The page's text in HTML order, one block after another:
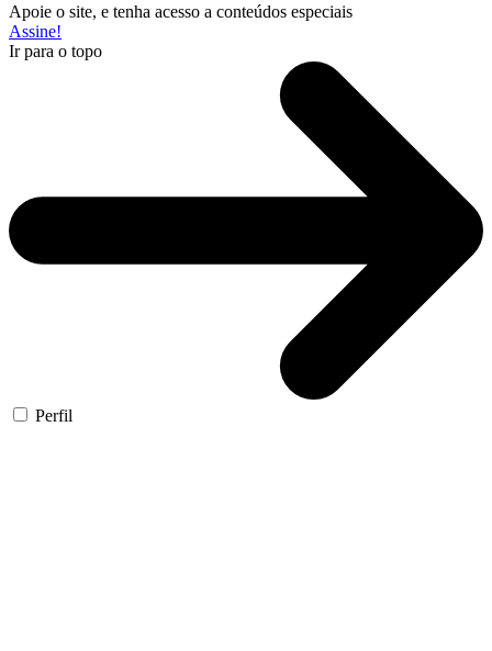
Apoie o site, e tenha acesso a conteúdos especiais
Assine!
Ir para o topo
Perfil